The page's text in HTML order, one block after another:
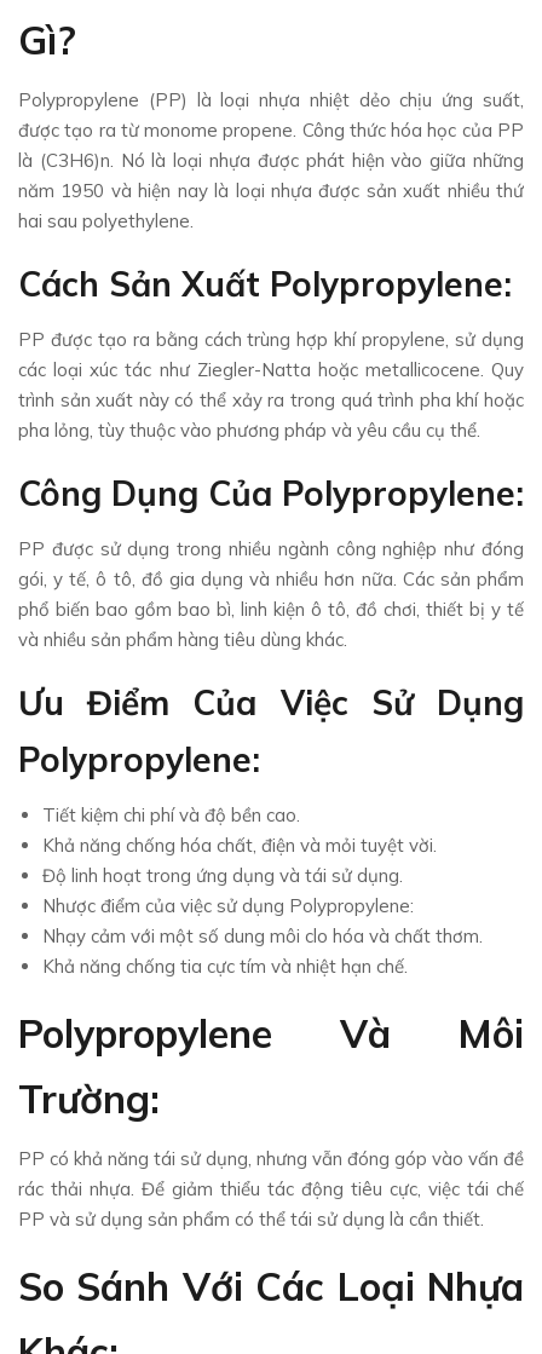
Gì?
Polypropylene (PP) là loại nhựa nhiệt dẻo chịu ứng suất,
được tạo ra từ monome propene. Công thức hóa học của PP
là (C3H6)n. Nó là loại nhựa được phát hiện vào giữa những
năm 1950 và hiện nay là loại nhựa được sản xuất nhiều thứ
hai sau polyethylene.
Cách Sản Xuất Polypropylene:
PP được tạo ra bằng cách trùng hợp khí propylene, sử dụng
các loại xúc tác như Ziegler-Natta hoặc metallicocene. Quy
trình sản xuất này có thể xảy ra trong quá trình pha khí hoặc
pha lỏng, tùy thuộc vào phương pháp và yêu cầu cụ thể.
Công Dụng Của Polypropylene:
PP được sử dụng trong nhiều ngành công nghiệp như đóng
gói, y tế, ô tô, đồ gia dụng và nhiều hơn nữa. Các sản phẩm
phổ biến bao gồm bao bì, linh kiện ô tô, đồ chơi, thiết bị y tế
và nhiều sản phẩm hàng tiêu dùng khác.
Ưu Điểm Của Việc Sử Dụng
Polypropylene:
Tiết kiệm chi phí và độ bền cao.
Khả năng chống hóa chất, điện và mỏi tuyệt vời.
Độ linh hoạt trong ứng dụng và tái sử dụng.
Nhược điểm của việc sử dụng Polypropylene:
Nhạy cảm với một số dung môi clo hóa và chất thơm.
Khả năng chống tia cực tím và nhiệt hạn chế.
Polypropylene Và Môi
Trường:
PP có khả năng tái sử dụng, nhưng vẫn đóng góp vào vấn đề
rác thải nhựa. Để giảm thiểu tác động tiêu cực, việc tái chế
PP và sử dụng sản phẩm có thể tái sử dụng là cần thiết.
So Sánh Với Các Loại Nhựa